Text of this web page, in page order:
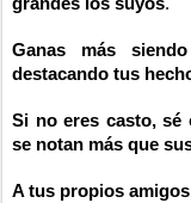
Ganas más
destacando tus
Si no eres casto, sé
se notan más que
A tus propios